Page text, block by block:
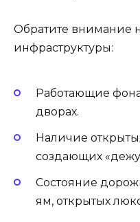
Обратите внимание
инфраструктуры:
Работающие
дворах.
Наличие
создающих
Состояние
ям, открытых